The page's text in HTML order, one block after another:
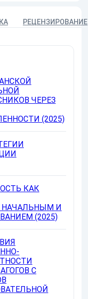
РЕЦЕНЗИРОВАНИЕ
ЧЕРЕЗ
(2025)
КАК
НАЧАЛЬНЫМ И
(2025)
С